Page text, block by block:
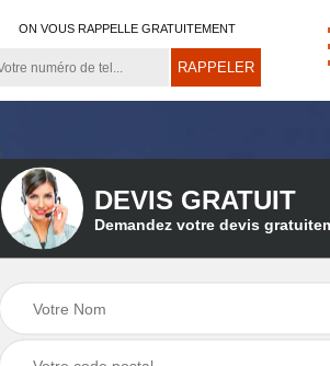
ON VOUS RAPPELLE GRATUITEMENT
Démoussage de
toiture 21
DEVIS GRATUIT
Demandez votre devis